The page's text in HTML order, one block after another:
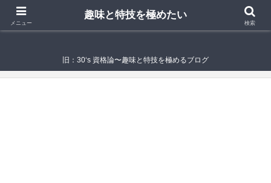
趣味と特技を極めたい
旧：30‘s 資格論〜趣味と特技を極めるブログ
メニュー
趣味と特技を極めたい
検索